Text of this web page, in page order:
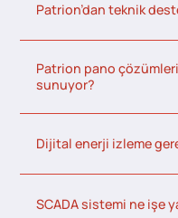
Patrion’dan teknik
Patrion pano
sunuyor?
Dijital enerji izleme
SCADA sistemi ne işe